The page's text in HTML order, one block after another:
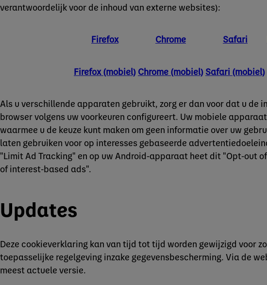
verantwoordelijk voor de inhoud van externe websites):
Firefox Chrome Safari
Firefox (mobiel) Chrome (mobiel) Safari (mobiel)
Als u verschillende apparaten gebruikt, zorg er dan voor dat u de
browser volgens uw voorkeuren configureert. Uw mobiele
waarmee u de keuze kunt maken om geen informatie over uw
laten gebruiken voor op interesses gebaseerde
"Limit Ad Tracking" en op uw Android-apparaat heet dit "Opt-out
of interest-based ads".
Updates
Deze cookieverklaring kan van tijd tot tijd worden gewijzigd voor
toepasselijke regelgeving inzake gegevensbescherming. Via de
meest actuele versie.